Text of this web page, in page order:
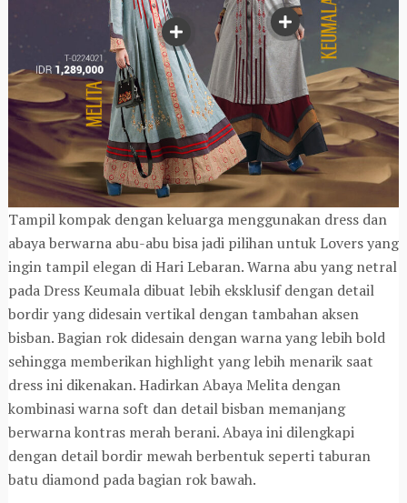
Tampil kompak dengan keluarga menggunakan dress dan
abaya berwarna abu-abu bisa jadi pilihan untuk Lovers yang
ingin tampil elegan di Hari Lebaran. Warna abu yang netral
pada Dress Keumala dibuat lebih eksklusif dengan detail
bordir yang didesain vertikal dengan tambahan aksen
bisban. Bagian rok didesain dengan warna yang lebih bold
sehingga memberikan highlight yang lebih menarik saat
dress ini dikenakan. Hadirkan Abaya Melita dengan
kombinasi warna soft dan detail bisban memanjang
berwarna kontras merah berani. Abaya ini dilengkapi
dengan detail bordir mewah berbentuk seperti taburan
batu diamond pada bagian rok bawah.